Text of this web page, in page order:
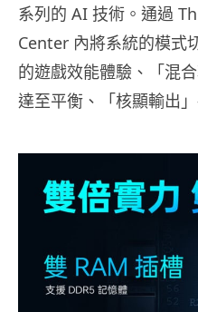
系列的 AI 技術。通過
Center 內將系統的模式
的遊戲效能體驗、「混
達至平衡、「核顯輸出